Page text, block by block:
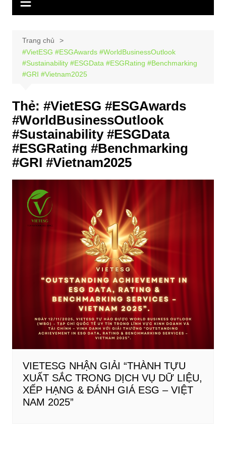
Trang chủ
#VietESG #ESGAwards #WorldBusinessOutlook
#Sustainability #ESGData #ESGRating #Benchmarking
#GRI #Vietnam2025
Thẻ: #VietESG #ESGAwards
#WorldBusinessOutlook
#Sustainability #ESGData
#ESGRating #Benchmarking
#GRI #Vietnam2025
VIETESG NHẬN GIẢI “THÀNH TỰU
XUẤT SẮC TRONG DỊCH VỤ DỮ LIỆU,
XẾP HẠNG & ĐÁNH GIÁ ESG – VIỆT
NAM 2025”